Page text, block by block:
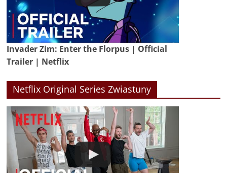
Invader Zim: Enter the Florpus | Official
Trailer | Netflix
Netflix Original Series Zwiastuny